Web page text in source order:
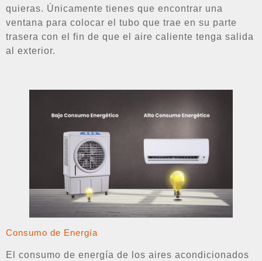
quieras. Únicamente tienes que encontrar una
ventana para colocar el tubo que trae en su parte
trasera con el fin de que el aire caliente tenga salida
al exterior.
Consumo de Energía
El consumo de energía de los aires acondicionados